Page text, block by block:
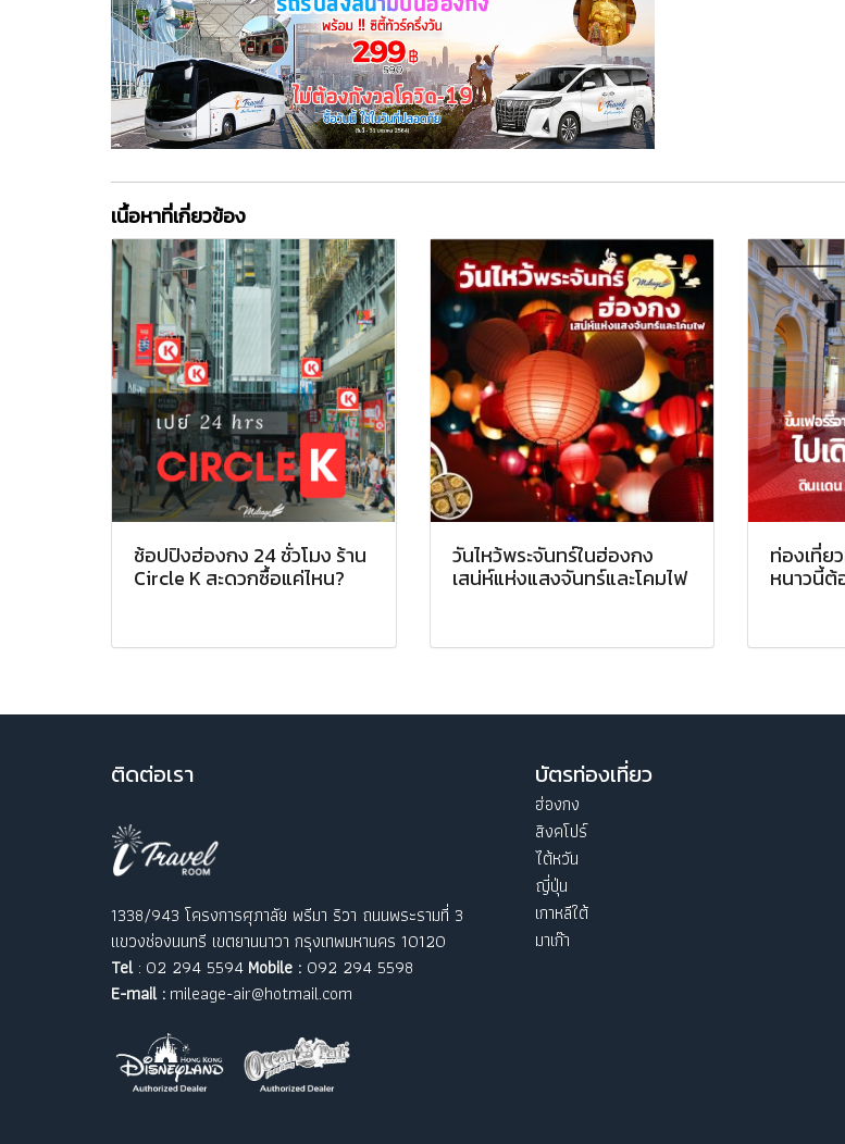
เนื้อหาที่เกี่ยวข้อง
ช้อปปิงฮ่องกง 24 ชั่วโมง ร้าน
Circle K สะดวกซื้อแค่ไหน?
วันไหว้พระจันทร์ในฮ่องกง
เสน่ห์แห่งแสงจันทร์และโคมไฟ
ท่องเที่ย
หนาวนี้ต้
ติดต่อเรา
1338/943 โครงการศุภาลัย พรีมา ริวา ถนนพระรามที่ 3
แขวงช่องนนทรี เขตยานนาวา กรุงเทพมหานคร 10120
Tel: 02 294 5594 Mobile : 092 294 5598
E-mail : mileage-air@hotmail.com
บัตรท่องเที่ยว
ฮ่องกง
สิงคโปร์
ไต้หวัน
ญี่ปุ่น
เกาหลีใต้
มาเก๊า